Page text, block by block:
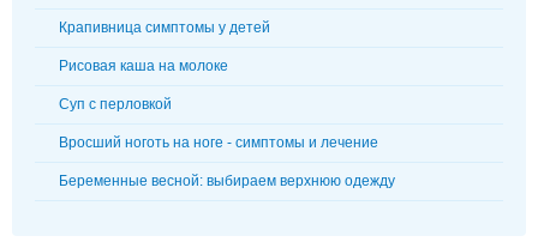
Крапивница симптомы у детей
Рисовая каша на молоке
Суп с перловкой
Вросший ноготь на ноге - симптомы и лечение
Беременные весной: выбираем верхнюю одежду